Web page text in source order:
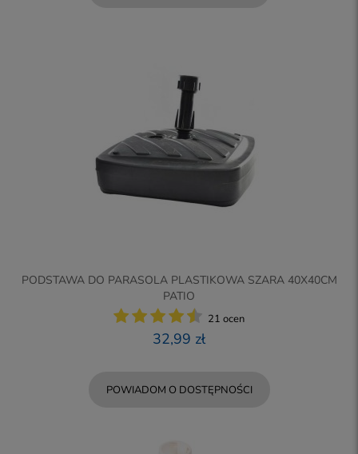
PODSTAWA DO PARASOLA PLASTIKOWA SZARA 40X40CM
PATIO
21 ocen
32,99 zł
POWIADOM O DOSTĘPNOŚCI